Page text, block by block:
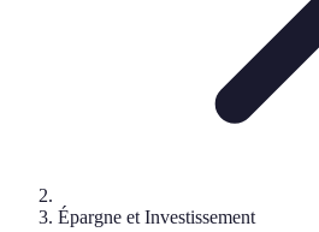
Épargne et Investissement